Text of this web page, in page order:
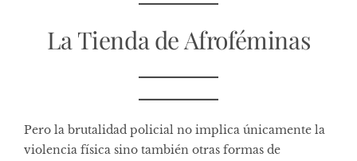
La Tienda de Afroféminas
Pero la brutalidad policial no implica únicamente la
violencia física sino también otras formas de